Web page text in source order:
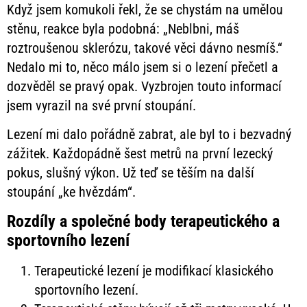
Když jsem komukoli řekl, že se chystám na umělou
stěnu, reakce byla podobná: „Neblbni, máš
roztroušenou sklerózu, takové věci dávno nesmíš.“
Nedalo mi to, něco málo jsem si o lezení přečetl a
dozvěděl se pravý opak. Vyzbrojen touto informací
jsem vyrazil na své první stoupání.
Lezení mi dalo pořádně zabrat, ale byl to i bezvadný
zážitek. Každopádně šest metrů na první lezecký
pokus, slušný výkon. Už teď se těším na další
stoupání „ke hvězdám“.
Rozdíly a společné body terapeutického a
sportovního lezení
Terapeutické lezení je modifikací klasického
sportovního lezení.